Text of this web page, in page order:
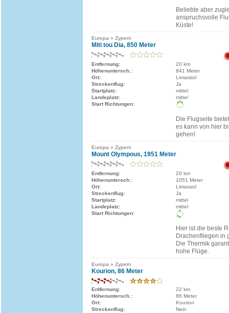
Beliebte aber
anspruchsvolle
Küste!
Europa » Zypern
Miti tou Dia, 850 Meter
Entfernung:
20 km
Höhenuntersch.:
841 Meter
Ort:
Limassol
Streckenflug:
Ja
Startplatz:
mittel
Landeplatz:
mittel
Start Richtungen:
Die Flugseite
es kann von hier
gehen!
Europa » Zypern
Mount Olympous, 1951 Meter
Entfernung:
20 km
Höhenuntersch.:
1051 Meter
Ort:
Limassol
Streckenflug:
Ja
Startplatz:
mittel
Landeplatz:
mittel
Start Richtungen:
Hier ist die beste
Drachenfliegen in
Die Thermik
hohe Flüge.
Europa » Zypern
Kourion, 86 Meter
Entfernung:
22 km
Höhenuntersch.:
86 Meter
Ort:
Kourion
Streckenflug:
Nein